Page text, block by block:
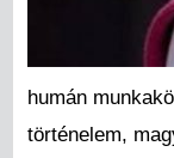
humán
történelem,